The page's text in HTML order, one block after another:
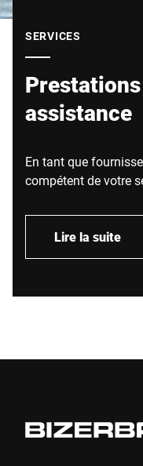
SERVICES
assistance
En tant que
compétent de votre
propos du S.A.V. et
vous profitez au
Comme nous
vous avez un seul
Lire la suite